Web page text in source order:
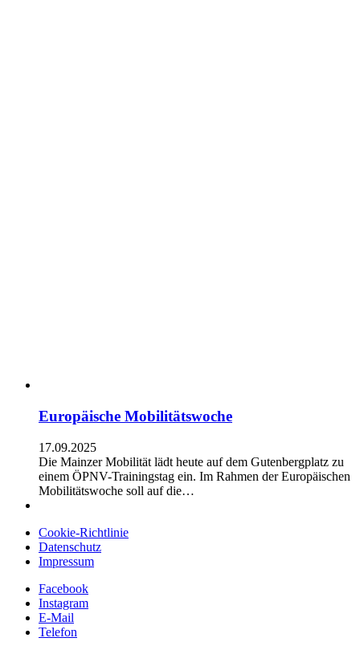
Europäische Mobilitätswoche
17.09.2025
Die Mainzer Mobilität lädt heute auf dem Gutenbergplatz zu
einem ÖPNV-Trainingstag ein. Im Rahmen der Europäischen
Mobilitätswoche soll auf die…
Cookie-Richtlinie
Datenschutz
Impressum
Facebook
Instagram
E-Mail
Telefon